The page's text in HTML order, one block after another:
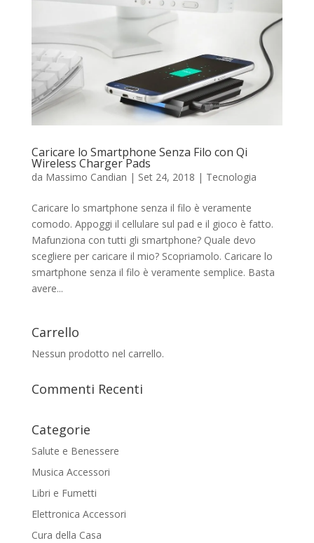
Caricare lo Smartphone Senza Filo con Qi
Wireless Charger Pads
da Massimo Candian | Set 24, 2018 | Tecnologia
Caricare lo smartphone senza il filo è veramente
comodo. Appoggi il cellulare sul pad e il gioco è fatto.
Mafunziona con tutti gli smartphone? Quale devo
scegliere per caricare il mio? Scopriamolo. Caricare lo
smartphone senza il filo è veramente semplice. Basta
avere...
Carrello
Nessun prodotto nel carrello.
Commenti Recenti
Categorie
Salute e Benessere
Musica Accessori
Libri e Fumetti
Elettronica Accessori
Cura della Casa